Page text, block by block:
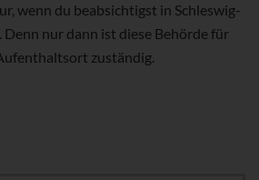
wenn du beabsichtigst in Schleswig-
nur dann ist diese Behörde für
zuständig.